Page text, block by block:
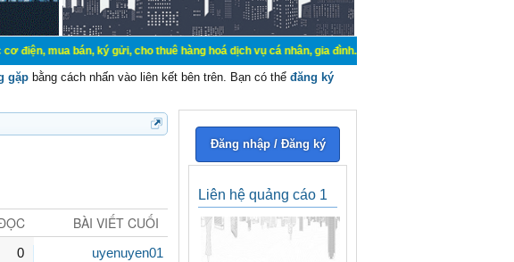
ký gửi, cho thuê hàng hoá dịch vụ cá nhân, gia đình. Mua bán, ký gửi, cho thuê thiết bị hệ
gặp bằng cách nhấn vào liên kết bên trên. Bạn có thể đăng ký
BÀI VIẾT CUỐI
0 uyenuyen01
Đăng nhập / Đăng ký
Liên hệ quảng cáo 1